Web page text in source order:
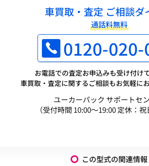
車買取・査定 ご相談ダ
通話料無料
0120-020-
お電話での査定お申込みも受け付け
車買取・査定に関するご相談もお気軽に
ユーカーパック サポートセ
（受付時間 10:00～19:00 定休：祝
この型式の関連情報